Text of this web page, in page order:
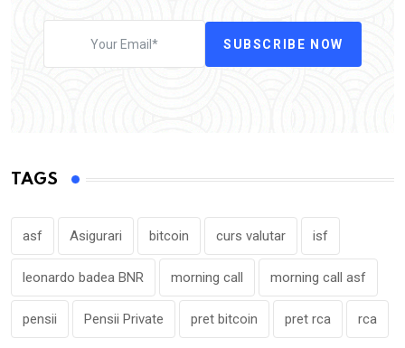
SUBSCRIBE NOW
TAGS
asf Asigurari bitcoin curs valutar isf
leonardo badea BNR morning call morning call asf
pensii Pensii Private pret bitcoin pret rca rca